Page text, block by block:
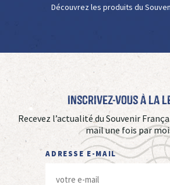
Découvrez les produits du
Inscrivez-vous à La
Recevez l’actualité du Souvenir
mail une fois par
ADRESSE E-MAIL